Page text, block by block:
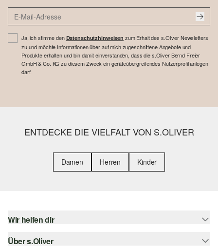
Ja, ich stimme den Datenschutzhinweisen zum Erhalt des s.Oliver Newsletters
zu und möchte Informationen über auf mich zugeschnittene Angebote und
Produkte erhalten und bin damit einverstanden, dass die s.Oliver Bernd Freier
GmbH & Co. KG zu diesem Zweck ein geräteübergreifendes Nutzerprofil anlegen
darf.
ENTDECKE DIE VIELFALT VON S.OLIVER
Damen Herren Kinder
Wir helfen dir
Hilfe & FAQ
Über s.Oliver